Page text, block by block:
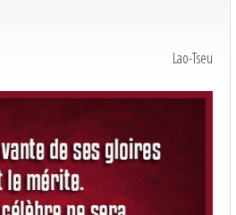
Lao-Tseu